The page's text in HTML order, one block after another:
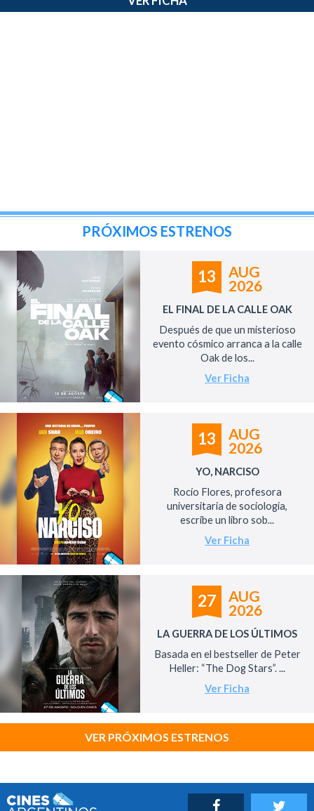
PRÓXIMOS ESTRENOS
13
AUG
2026
EL FINAL DE LA CALLE OAK
Después de que un misterioso
evento cósmico arranca a la calle
Oak de los...
Ver Ficha
13
AUG
2026
YO, NARCISO
Rocío Flores, profesora
universitaria de sociología,
escribe un libro sob...
Ver Ficha
27
AUG
2026
LA GUERRA DE LOS ÚLTIMOS
Basada en el bestseller de Peter
Heller: “The Dog Stars”. ...
Ver Ficha
VER PRÓXIMOS ESTRENOS